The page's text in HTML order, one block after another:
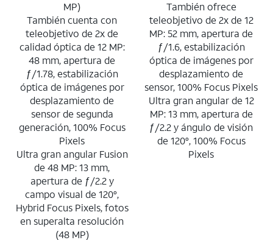
MP)
También cuenta con
teleobjetivo de 2x de
calidad óptica de 12 MP:
48 mm, apertura de
ƒ/1.78, estabilización
óptica de imágenes por
desplazamiento de
sensor de segunda
generación, 100% Focus
Pixels
Ultra gran angular Fusion
de 48 MP: 13 mm,
apertura de ƒ/2.2 y
campo visual de 120°,
Hybrid Focus Pixels, fotos
en superalta resolución
(48 MP)
También ofrece
teleobjetivo de 2x de 12
MP: 52 mm, apertura de
ƒ/1.6, estabilización
óptica de imágenes por
desplazamiento de
sensor, 100% Focus Pixels
Ultra gran angular de 12
MP: 13 mm, apertura de
ƒ/2.2 y ángulo de visión
de 120°, 100% Focus
Pixels